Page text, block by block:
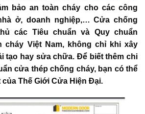
bảo an toàn cháy cho các công
ở, doanh nghiệp,… Cửa chống
các Tiêu chuẩn và Quy chuẩn
cháy Việt Nam, không chỉ khi xây
tạo hay sửa chữa. Để biết thêm chi
cửa thép chống cháy, bạn có thể
Thế Giới Cửa Hiện Đại.